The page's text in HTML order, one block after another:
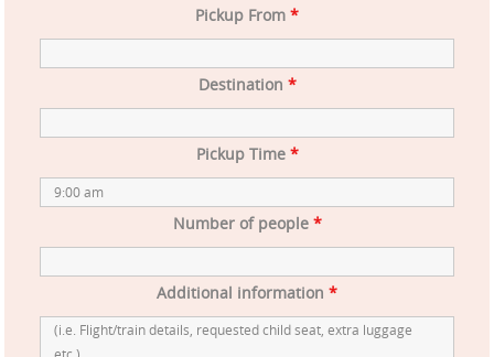
Pickup From *
Destination *
Pickup Time *
Number of people *
Additional information *